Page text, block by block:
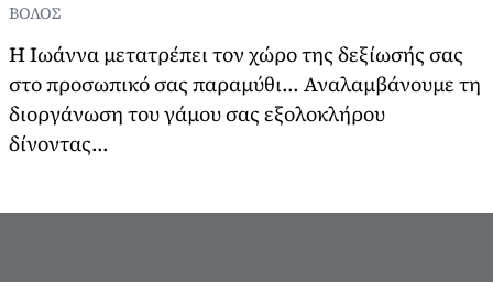
ΒΟΛΟΣ
Η Ιωάννα μετατρέπει τον χώρο της δεξίωσής σας
στο προσωπικό σας παραμύθι... Αναλαμβάνουμε τη
διοργάνωση του γάμου σας εξολοκλήρου
δίνοντας...